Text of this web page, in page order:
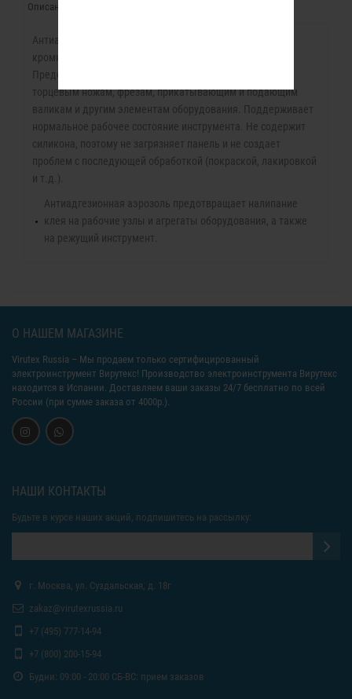
Описание
Антиадгезионная аэрозоль без силикона для
кромкооблицовочных станков и режущего инструмента.
Предотвращает налипание остатков клея к боковым и
торцевым ножам, фрезам, прикатывающим и подающим
валикам и другим элементам оборудования. Поддерживает
нормальное рабочее состояние инструмента. Не содержит
силикона, поэтому не загрязняет панель и не создает
проблем с последующей обработкой (покраской, лакировкой
и т.д.).
Антиадгезионная аэрозоль предотвращает налипание
клея на рабочие узлы и агрегаты оборудования, а также
на режущий инструмент.
О НАШЕМ МАГАЗИНЕ
Virutex Russia – Мы продаем только сертифицированный
электроинструмент Вирутекс! Производство электроинструмента Вирутекс
находится в Испании. Доставляем ваши заказы 24/7 бесплатно по всей
России (при сумме заказа от 4000р.).
НАШИ КОНТАКТЫ
Будьте в курсе наших акций, подпишитесь на рассылку:
г. Москва, ул. Суздальская, д. 18г
zakaz@virutexrussia.ru
+7 (495) 777-14-94
+7 (800) 200-15-94
Будни: 09:00 - 20:00 СБ-ВС: прием заказов